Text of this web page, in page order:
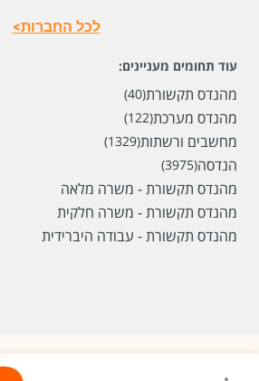
לכל החברות>
עוד תחומים מעניינים:
מהנדס תקשורת(40)
מהנדס מערכת(122)
מחשבים ורשתות(1329)
הנדסה(3975)
מהנדס תקשורת - משרה מלאה
מהנדס תקשורת - משרה חלקית
מהנדס תקשורת - עבודה היברידית